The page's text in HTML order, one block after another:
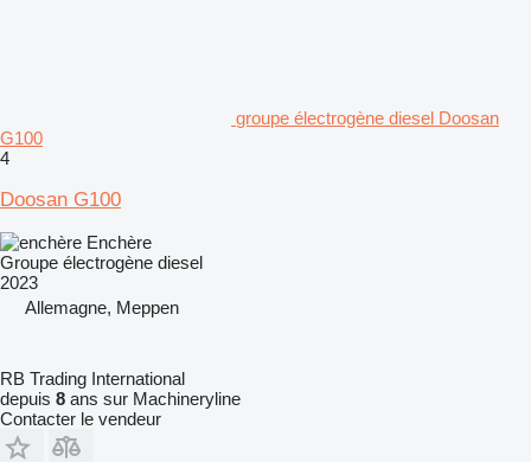
groupe électrogène diesel Doosan
G100
4
Doosan G100
Enchère
Groupe électrogène diesel
2023
Allemagne, Meppen
RB Trading International
depuis 8 ans sur Machineryline
Contacter le vendeur